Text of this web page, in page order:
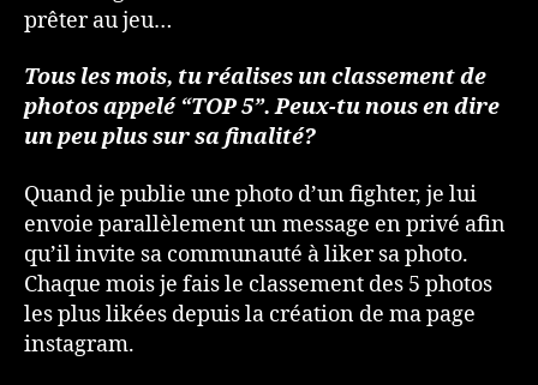
prêter au jeu…
Tous les mois, tu réalises un classement de
photos appelé “TOP 5”. Peux-tu nous en dire
un peu plus sur sa finalité?
Quand je publie une photo d’un fighter, je lui
envoie parallèlement un message en privé afin
qu’il invite sa communauté à liker sa photo.
Chaque mois je fais le classement des 5 photos
les plus likées depuis la création de ma page
instagram.